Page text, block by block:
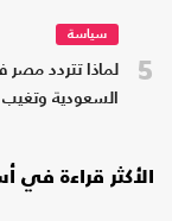
5
سياسة
لماذا تتردد
السعودية وتغيب
الأكثر قراءة في